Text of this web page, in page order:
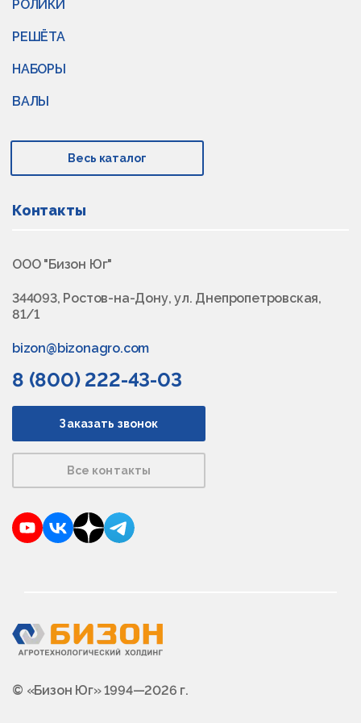
РОЛИКИ
РЕШЁТА
НАБОРЫ
ВАЛЫ
Весь каталог
Контакты
ООО "Бизон Юг"
344093, Ростов-на-Дону, ул. Днепропетровская,
81/1
bizon@bizonagro.com
8 (800) 222-43-03
Заказать звонок
Все контакты
YouTubeVKontakte
DzenTelegram
© «Бизон Юг» 1994—2026 г.